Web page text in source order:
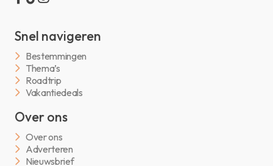
Snel navigeren
Bestemmingen
Thema’s
Roadtrip
Vakantiedeals
Over ons
Over ons
Adverteren
Nieuwsbrief